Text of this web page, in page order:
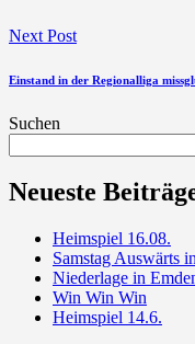
Next Post
Einstand in der Regionalliga
Suchen
Neueste
Heimspiel 16.08.
Samstag Auswärts
Niederlage in
Win Win Win
Heimspiel 14.6.